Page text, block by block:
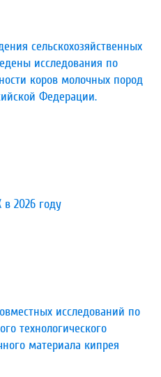
сельскохозяйственных
исследования по
коров молочных пород
Федерации.
2026 году
исследований по
технологического
материала кипрея